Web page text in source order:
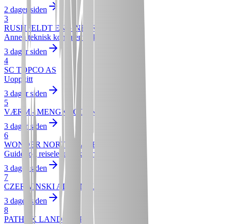
2 dager siden
3
RUSHFELDT ENGINEERING AS
Annen teknisk konsulentvirksomhet
3 dager siden
4
SC TOPCO AS
Uoppgitt
3 dager siden
5
VÆRM - MENGKROGEN
3 dager siden
6
WONDER NORTH L'ABEE-LUND
Guide- og reiseledervirksomhet
3 dager siden
7
CZERWINSKI ADVENTURE GEAR
3 dager siden
8
PATHAK LANDSKAP